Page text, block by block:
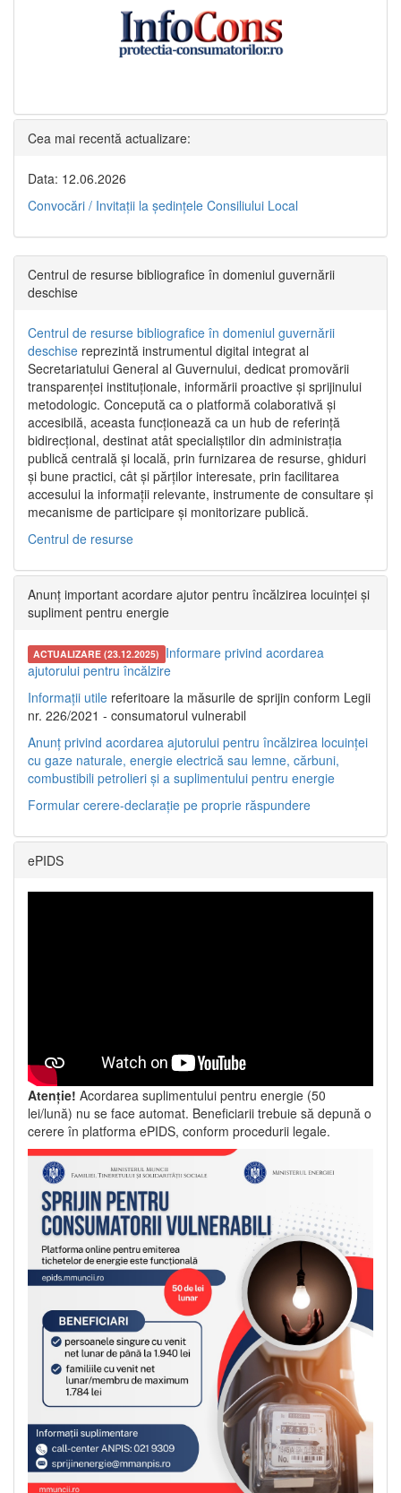
Cea mai recentă actualizare:
Data: 12.06.2026
Convocări / Invitaţii la şedinţele Consiliului Local
Centrul de resurse bibliografice în domeniul guvernării
deschise
Centrul de resurse bibliografice în domeniul guvernării
deschise reprezintă instrumentul digital integrat al
Secretariatului General al Guvernului, dedicat promovării
transparenței instituționale, informării proactive și sprijinului
metodologic. Concepută ca o platformă colaborativă și
accesibilă, aceasta funcționează ca un hub de referință
bidirecțional, destinat atât specialiștilor din administrația
publică centrală și locală, prin furnizarea de resurse, ghiduri
și bune practici, cât și părților interesate, prin facilitarea
accesului la informații relevante, instrumente de consultare și
mecanisme de participare și monitorizare publică.
Centrul de resurse
Anunț important acordare ajutor pentru încălzirea locuinței și
supliment pentru energie
ACTUALIZARE (23.12.2025) Informare privind acordarea
ajutorului pentru încălzire
Informații utile referitoare la măsurile de sprijin conform Legii
nr. 226/2021 - consumatorul vulnerabil
Anunț privind acordarea ajutorului pentru încălzirea locuinței
cu gaze naturale, energie electrică sau lemne, cărbuni,
combustibili petrolieri și a suplimentului pentru energie
Formular cerere-declarație pe proprie răspundere
ePIDS
Atenție! Acordarea suplimentului pentru energie (50
lei/lună) nu se face automat. Beneficiarii trebuie să depună o
cerere în platforma ePIDS, conform procedurii legale.